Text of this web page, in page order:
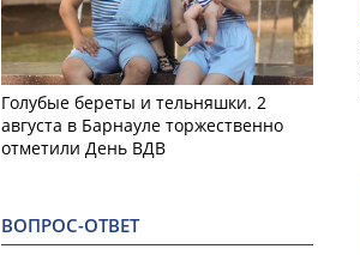
Голубые береты и тельняшки. 2
августа в Барнауле торжественно
отметили День ВДВ
ВОПРОС-ОТВЕТ